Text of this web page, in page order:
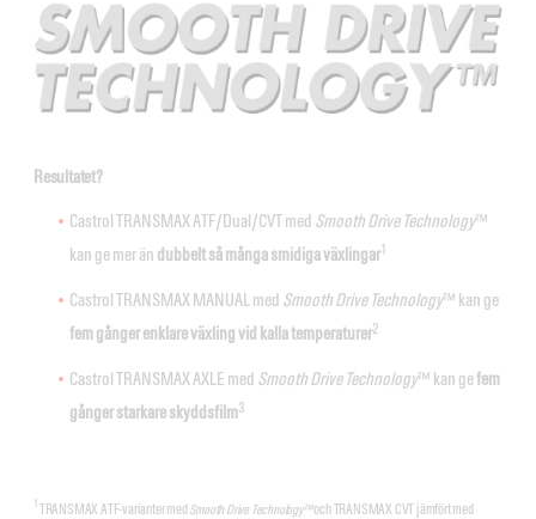
Resultatet?
Castrol TRANSMAX ATF/Dual/CVT med Smooth Drive Technology™
kan ge mer än dubbelt så många smidiga växlingar1
Castrol TRANSMAX MANUAL med Smooth Drive Technology™ kan ge
fem gånger enklare växling vid kalla temperaturer2
Castrol TRANSMAX AXLE med Smooth Drive Technology™ kan gefem
gånger starkare skyddsfilm3
1 TRANSMAX ATF-varianter med Smooth Drive Technology™och TRANSMAX CVT jämfört med